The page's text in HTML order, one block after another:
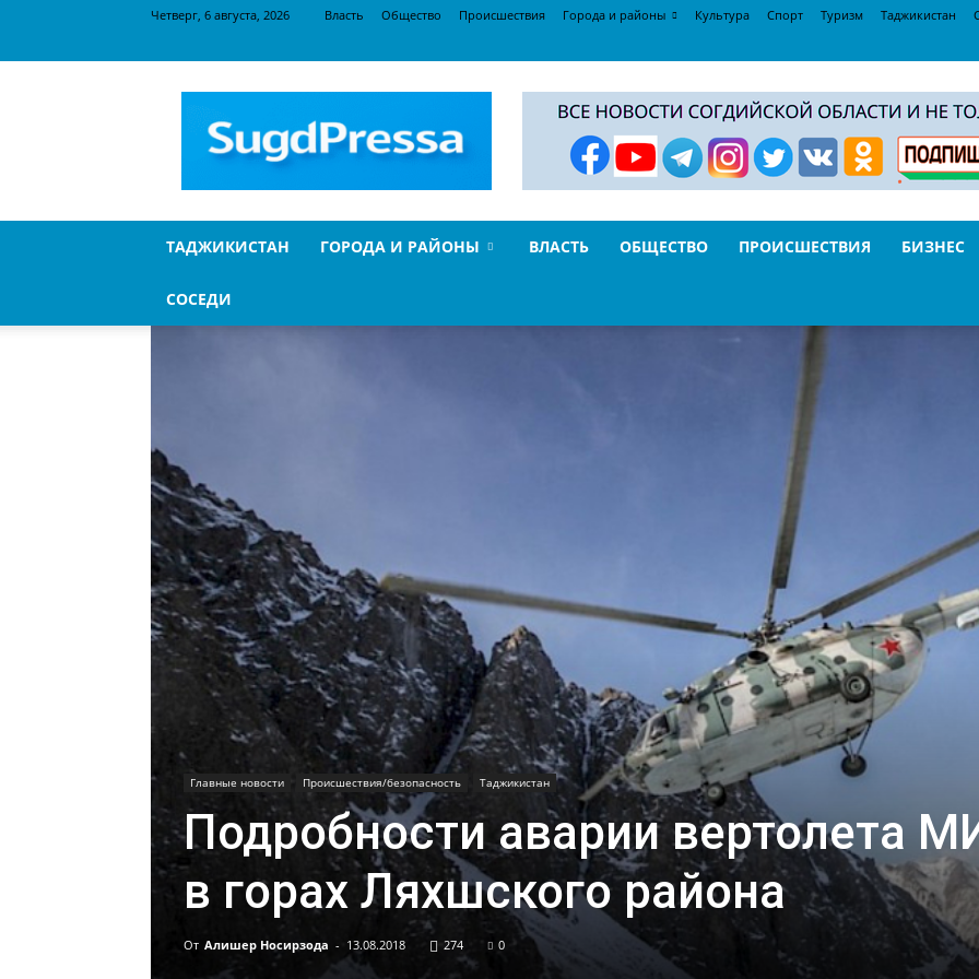
Четверг, 6 августа, 2026 Власть Общество Происшествия Города и районы Культура Спорт Туризм Таджикистан
ТАДЖИКИСТАН ГОРОДА И РАЙОНЫ ВЛАСТЬ ОБЩЕСТВО ПРОИСШЕСТВИЯ БИЗНЕС
СОСЕДИ
Главные новости Происшествия/безопасность Таджикистан
Подробности аварии вертолета
в горах Ляхшского района
От Алишер Носирзода - 13.08.2018 274 0